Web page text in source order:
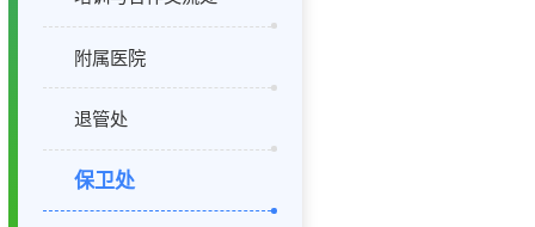
附属医院
退管处
保卫处